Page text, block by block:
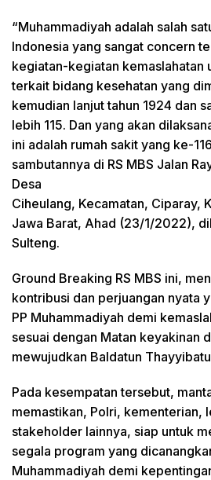
“Muhammadiyah adalah salah
Indonesia yang sangat concern
kegiatan-kegiatan kemaslahatan
terkait bidang kesehatan yang
kemudian lanjut tahun 1924 dan
lebih 115. Dan yang akan
ini adalah rumah sakit yang ke-
sambutannya di RS MBS Jalan
Desa
Ciheulang, Kecamatan, Ciparay,
Jawa Barat, Ahad (23/1/2022),
Sulteng.
Ground Breaking RS MBS ini,
kontribusi dan perjuangan nyata
PP Muhammadiyah demi
sesuai dengan Matan keyakinan
mewujudkan Baldatun
Pada kesempatan tersebut,
memastikan, Polri, kementerian,
stakeholder lainnya, siap untuk
segala program yang
Muhammadiyah demi